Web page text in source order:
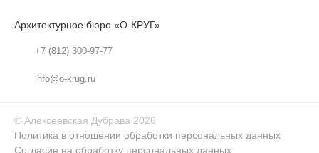
Архитектурное бюро «О-КРУГ»
+7 (812) 300-97-77
info@o-krug.ru
© Алексеевская Дубрава 2026
Политика в отношении обработки персональных данных
Согласие на обработку персональных данных